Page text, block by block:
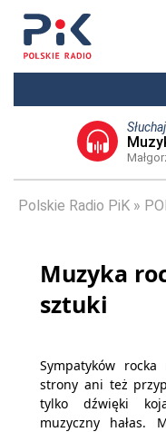
Polskie Radio PiK
Muzyka
sztuki
Sympatyków
strony ani też
tylko dźwięki
muzyczny hałas.